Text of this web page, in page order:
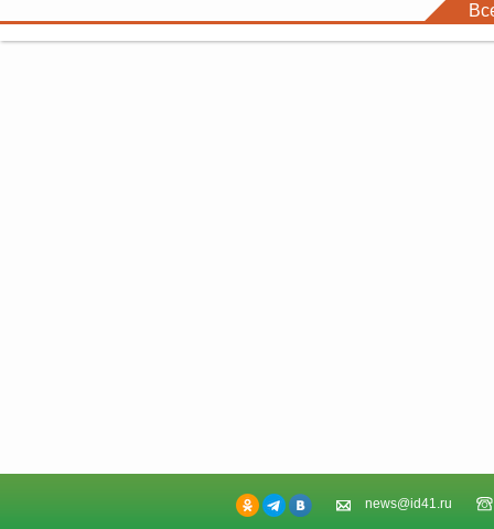
news@id41.ru